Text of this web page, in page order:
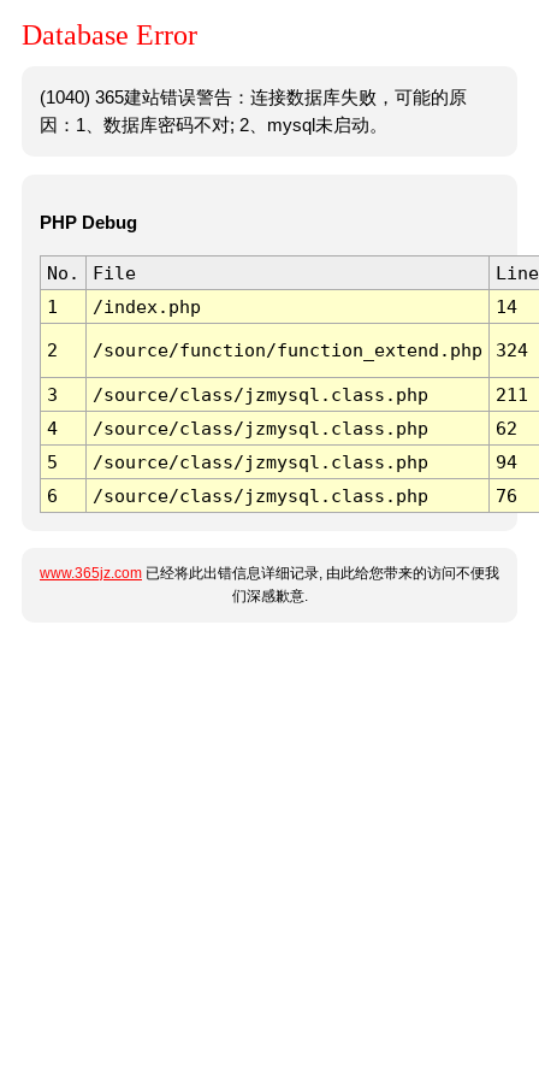
Database Error
(1040) 365建站错误警告：连接数据库失败，可能的原
因：1、数据库密码不对; 2、mysql未启动。
PHP Debug
No. File
Line
1
/index.php 14
2 /source/function/function_extend.php 324
3 /source/class/jzmysql.class.php
211
4
/source/class/jzmysql.class.php
62
5
/source/class/jzmysql.class.php
94
6
/source/class/jzmysql.class.php 76
www.365jz.com 已经将此出错信息详细记录, 由此给您带来的访问不便我
们深感歉意.